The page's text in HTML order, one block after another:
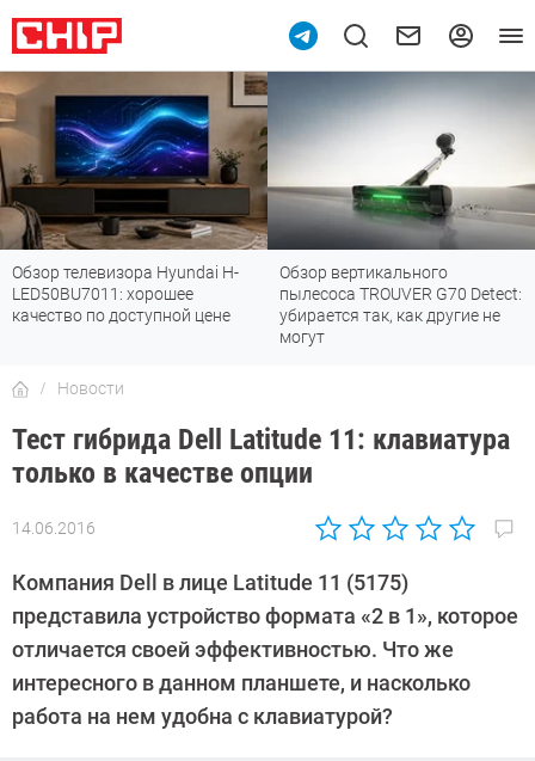
Обзор телевизора Hyundai H-
LED50BU7011: хорошее
качество по доступной цене
Обзор вертикального
пылесоса TROUVER G70 Detect:
убирается так, как другие не
могут
Новости
Тест гибрида Dell Latitude 11: клавиатура
только в качестве опции
14.06.2016
Автор:
Давыдов
Компания Dell в лице Latitude 11 (5175)
представила устройство формата «2 в 1», которое
отличается своей эффективностью. Что же
интересного в данном планшете, и насколько
работа на нем удобна с клавиатурой?